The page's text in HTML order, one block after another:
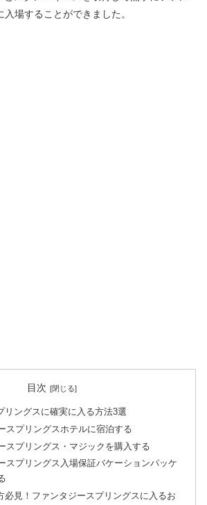
場することができました。
目次
リングスに確実に入る方法3選
スプリングスホテルに宿泊する
スプリングス・マジックを購入する
スプリングス入場保証バケーションパッケ
必見！ファンタジースプリングスに入るお